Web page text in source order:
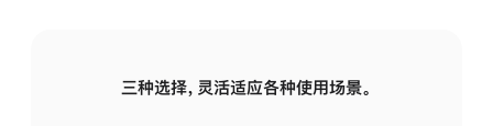
三种选择，灵活适应各种使用场景。